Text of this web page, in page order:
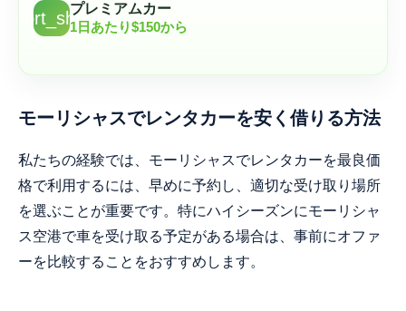
プレミアムカー
1日あたり$150から
モーリシャスでレンタカーを安く借りる方法
私たちの経験では、モーリシャスでレンタカーを最良価
格で利用するには、早めに予約し、適切な受け取り場所
を選ぶことが重要です。特にハイシーズンにモーリシャ
ス空港で車を受け取る予定がある場合は、事前にオファ
ーを比較することをおすすめします。